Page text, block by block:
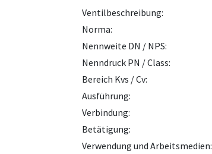
Ventilbeschreibung:
Norma:
Nennweite DN / NPS:
Nenndruck PN / Class:
Bereich Kvs / Cv:
Ausführung:
Verbindung:
Betätigung:
Verwendung und Arbeitsmedien: